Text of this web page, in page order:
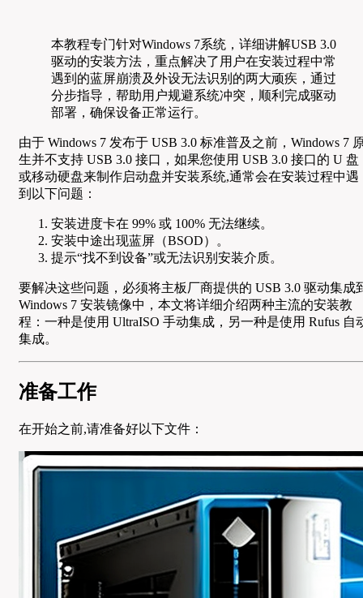
本教程专门针对Windows 7系统，详细讲解USB 3.0
驱动的安装方法，重点解决了用户在安装过程中常
遇到的蓝屏崩溃及外设无法识别的两大顽疾，通过
分步指导，帮助用户规避系统冲突，顺利完成驱动
部署，确保设备正常运行。
由于 Windows 7 发布于 USB 3.0 标准普及之前，Windows 7
生并不支持 USB 3.0 接口，如果您使用 USB 3.0 接口的 U 盘
或移动硬盘来制作启动盘并安装系统,通常会在安装过程中遇
到以下问题：
安装进度卡在 99% 或 100% 无法继续。
安装中途出现蓝屏（BSOD）。
提示“找不到设备”或无法识别安装介质。
要解决这些问题，必须将主板厂商提供的 USB 3.0 驱动集成
Windows 7 安装镜像中，本文将详细介绍两种主流的安装教
程：一种是使用 UltraISO 手动集成，另一种是使用 Rufus 自
集成。
准备工作
在开始之前,请准备好以下文件：